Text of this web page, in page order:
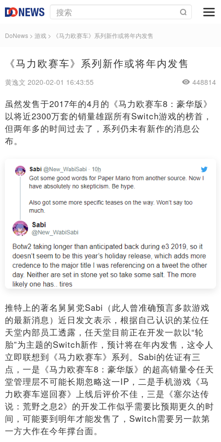
DoNews > 游戏 > 《马力欧赛车》系列新作或将年内发售
《马力欧赛车》系列新作或将年内发售
黄逸文 2020-02-01 16:43:55 448814
虽然发售于2017年的4月的《马力欧赛车8：豪华版》
以将近2300万套的销量雄踞所有Switch游戏的榜首，
但两年多的时间过去了，系列仍未有新作的消息公
布。
推特上的著名舅舅党Sabi（此人曾准确预言多款游戏
的最新消息）近日发文表示，根据自己认识的某位任
天堂内部员工透露，任天堂目前正在开发一款以“轮
胎”为主题的Switch新作，预计将在年内发售，这令人
立即联想到《马力欧赛车》系列。Sabi的佐证有三
点，一是《马力欧赛车8：豪华版》的超高销量令任天
堂管理层不可能长期忽略这一IP，二是手机游戏《马
力欧赛车巡回赛》上线后评价不佳，三是《塞尔达传
说：荒野之息2》的开发工作似乎需要比预期更久的时
间，可能要到明年才能发售了，Switch需要另一款第
一方大作在今年撑台面。